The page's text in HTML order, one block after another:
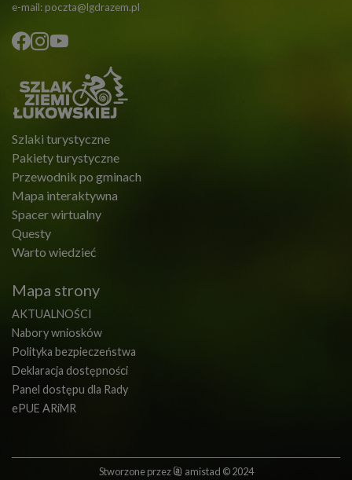
e-mail:poczta@lgdrazem.pl
Szlaki turystyczne
Pakiety turystyczne
Przewodnik po gminach
Mapa interaktywna
Spacer wirtualny
Questy
Warto wiedzieć
Mapa strony
AKTUALNOŚCI
Nabory wniosków
Polityka bezpieczeństwa
Deklaracja dostępności
Panel dostępu dla Rady
ePUE ARiMR
Stworzone przez amistad © 2024